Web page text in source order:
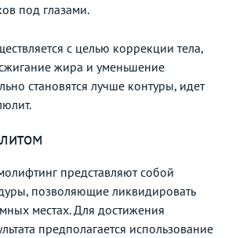
под глазами.
с целью коррекции тела,
жира и уменьшение
становятся лучше контуры, идет
представляют собой
позволяющие ликвидировать
местах. Для достижения
предполагается использование